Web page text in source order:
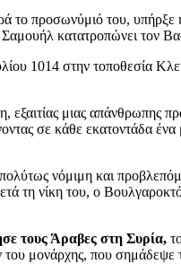
προσωνύμιό του,
κατατροπώνει τον
1014 στην τοποθεσία
μιας απάνθρωπης
σε κάθε εκατοντάδα
νόμιμη και
τη νίκη του, ο
τους Άραβες στη Συρία,
μονάρχης, που σημάδεψε